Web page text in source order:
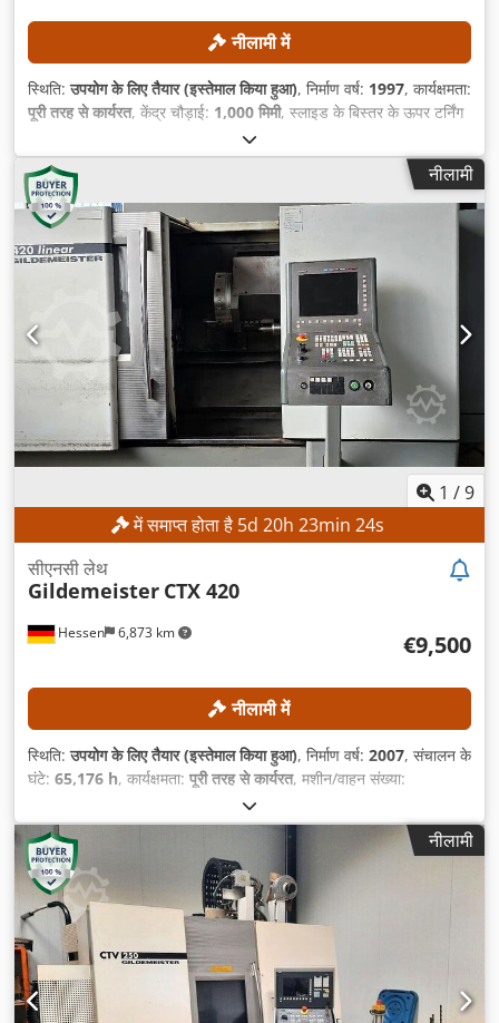
नीलामी में
स्थिति:उपयोग के लिए तैयार (इस्तेमाल किया हुआ), निर्माण वर्ष: 1997, कार्यक्षमता:
पूरी तरह से कार्यरत, केंद्र चौड़ाई: 1,000 मिमी, स्लाइड के बिस्तर के ऊपर टर्निंग
, क्रॉस स्लाइड के ऊपर स्विंग व्यास:
280 मिमी, अधिकतम धुरी गति:2,500 आरपीएम,
नीलामी
1 /9
में समाप्त होता है 5d 20h 23min 21s
Hessen 6,873 km
सीएनसी लेथ
Gildemeister CTX 420
€9,500
नीलामी में
स्थिति:उपयोग के लिए तैयार (इस्तेमाल किया हुआ), निर्माण वर्ष: 2007, संचालन के
घंटे: 65,176 h, कार्यक्षमता: पूरी तरह से कार्यरत, मशीन/वाहन संख्या:
600 मिमी
धुरी गति:5,000 आरपीएम, कंट्रोलर मॉडल:Siemens 840 D, शक्ति:25
किलोवाट (33.99 एचपी)
नीलामी